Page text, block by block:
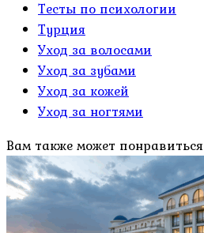
Тесты по психологии
Турция
Уход за волосами
Уход за зубами
Уход за кожей
Уход за ногтями
Вам также может понравиться